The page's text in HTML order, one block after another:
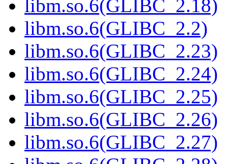
libm.so.6(GLIBC_2.18)
libm.so.6(GLIBC_2.2)
libm.so.6(GLIBC_2.23)
libm.so.6(GLIBC_2.24)
libm.so.6(GLIBC_2.25)
libm.so.6(GLIBC_2.26)
libm.so.6(GLIBC_2.27)